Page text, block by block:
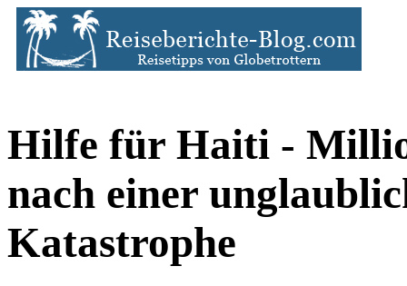
Hilfe für Haiti -
nach einer
Katastrophe